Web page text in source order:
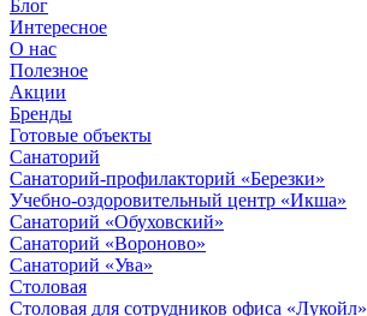
Блог
Интересное
О нас
Полезное
Акции
Бренды
Готовые объекты
Санаторий
Санаторий-профилакторий «Березки»
Учебно-оздоровительный центр «Икша»
Санаторий «Обуховский»
Санаторий «Вороново»
Санаторий «Ува»
Столовая
Столовая для сотрудников офиса «Лукойл»